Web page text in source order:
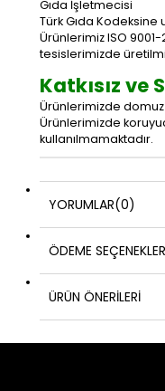
Gıda İşletmecisi
Türk Gıda Kodeksine
Ürünlerimiz ISO
tesislerimizde
Katkısız ve
Ürünlerimizde domuz
Ürünlerimizde
kullanılmamaktadır.
YORUMLAR(0)
ÖDEME
ÜRÜN ÖNERILERI